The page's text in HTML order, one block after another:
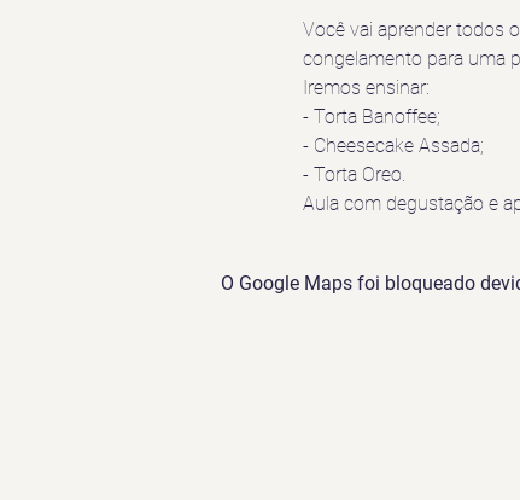
Você vai aprender todos
congelamento para uma
Iremos ensinar:
- Torta Banoffee;
- Cheesecake Assada;
- Torta Oreo.
Aula com degustação e
O Google Maps foi bloqueado